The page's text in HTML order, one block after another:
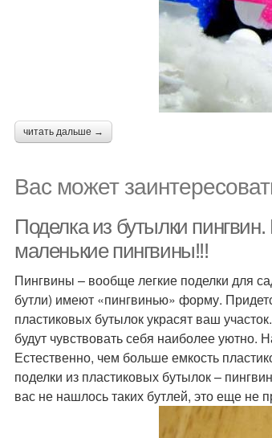
читать дальше →
Вас может
Поделка из бутылки
маленькие пингвины!!!
Пингвины – вообще легкие поделки для
бутли) имеют «пингвинью» форму.
пластиковых бутылок украсят ваш
будут чувствовать себя наиболее уютно.
Естественно, чем больше емкость
поделки из пластиковых бутылок –
вас не нашлось таких бутлей, это еще не